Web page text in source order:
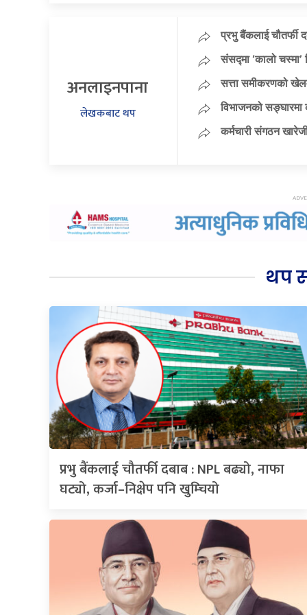
अनलाइनपाना
लेखकबाट थप
प्रभु बैंकलाई चौतर्फी
संसद्मा ‘कालो चस्मा’
सत्ता समीकरणको
विभाजनको सङ्घारमा
कर्मचारी संगठन
थप
प्रभु बैंकलाई चौतर्फी दबाब : NPL बढ्यो, नाफा
घट्यो, कर्जा–निक्षेप पनि खुम्चियो